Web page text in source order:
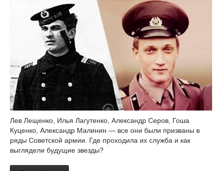
Лев Лещенко, Илья Лагутенко, Александр Серов, Гоша
Куценко, Александр Малинин — все они были призваны в
ряды Советской армии. Где проходила их служба и как
выглядели будущие звезды?